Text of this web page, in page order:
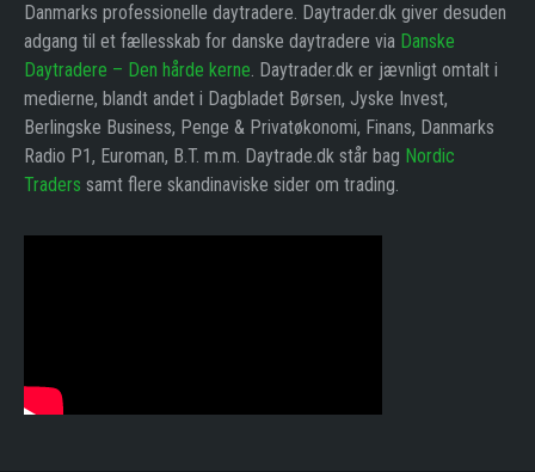
Danmarks professionelle daytradere. Daytrader.dk giver desuden
adgang til et fællesskab for danske daytradere via Danske
Daytradere – Den hårde kerne. Daytrader.dk er jævnligt omtalt i
medierne, blandt andet i Dagbladet Børsen, Jyske Invest,
Berlingske Business, Penge & Privatøkonomi, Finans, Danmarks
Radio P1, Euroman, B.T. m.m. Daytrade.dk står bag Nordic
Traders samt flere skandinaviske sider om trading.